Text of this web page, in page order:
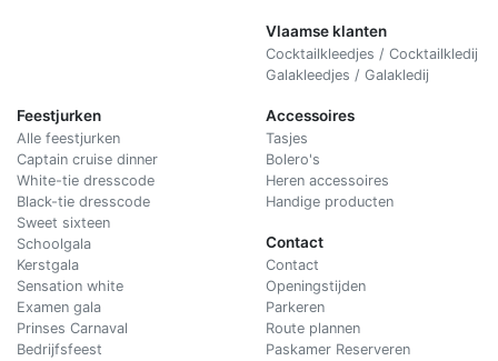
Vlaamse klanten
Cocktailkleedjes / Cocktailkledij
Galakleedjes / Galakledij
Feestjurken
Alle feestjurken
Captain cruise dinner
White-tie dresscode
Black-tie dresscode
Sweet sixteen
Schoolgala
Kerstgala
Sensation white
Examen gala
Prinses Carnaval
Bedrijfsfeest
Accessoires
Tasjes
Bolero's
Heren accessoires
Handige producten
Contact
Contact
Openingstijden
Parkeren
Route plannen
Paskamer Reserveren